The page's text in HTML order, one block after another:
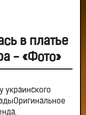
в платье
- «Фото»